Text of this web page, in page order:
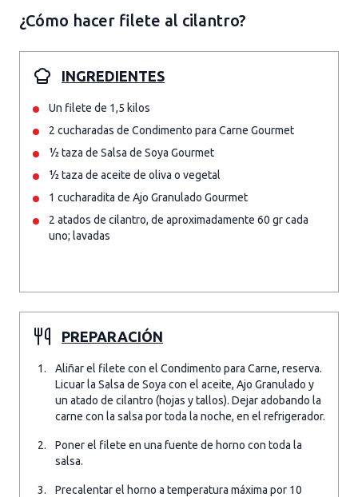
¿Cómo hacer filete al cilantro?
INGREDIENTES
Un filete de 1,5 kilos
2 cucharadas de Condimento para Carne Gourmet
½ taza de Salsa de Soya Gourmet
½ taza de aceite de oliva o vegetal
1 cucharadita de Ajo Granulado Gourmet
2 atados de cilantro, de aproximadamente 60 gr cada
uno; lavadas
PREPARACIÓN
Aliñar el filete con el Condimento para Carne, reserva.
Licuar la Salsa de Soya con el aceite, Ajo Granulado y
un atado de cilantro (hojas y tallos). Dejar adobando la
carne con la salsa por toda la noche, en el refrigerador.
Poner el filete en una fuente de horno con toda la
salsa.
Precalentar el horno a temperatura máxima por 10